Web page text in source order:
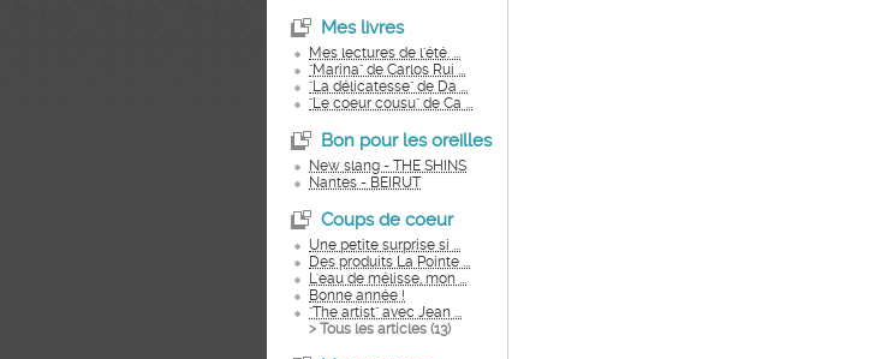
Mes livres
Mes lectures de l'été. ...
"Marina" de Carlos Rui ...
"La délicatesse" de Da ...
"Le coeur cousu" de Ca ...
Bon pour les oreilles
New slang - THE SHINS
Nantes - BEIRUT
Coups de coeur
Une petite surprise si ...
Des produits La Pointe ...
L'eau de mélisse, mon ...
Bonne année !
"The artist" avec Jean ...
> Tous les articles (13)